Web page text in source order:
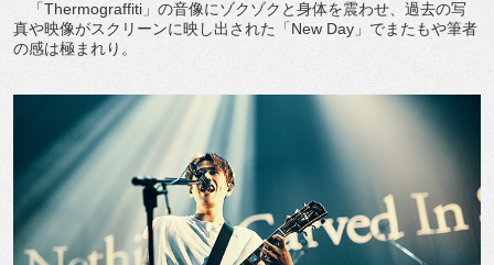
「Thermograffiti」の音像にゾクゾクと身体を震わせ、過去の写
真や映像がスクリーンに映し出された「New Day」でまたもや筆者
の感は極まれり。